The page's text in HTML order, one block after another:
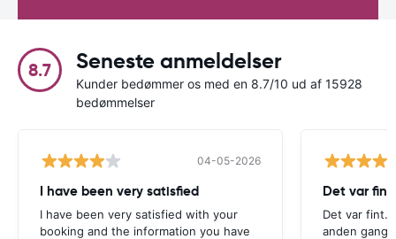
8.7 Seneste anmeldelser
Kunder bedømmer os med en 8.7/10 ud af 15928
bedømmelser
04-05-2026
I have been very satisfied
I have been very satisfied with your
booking and the information you have
Det var
Det var fint.
anden gang